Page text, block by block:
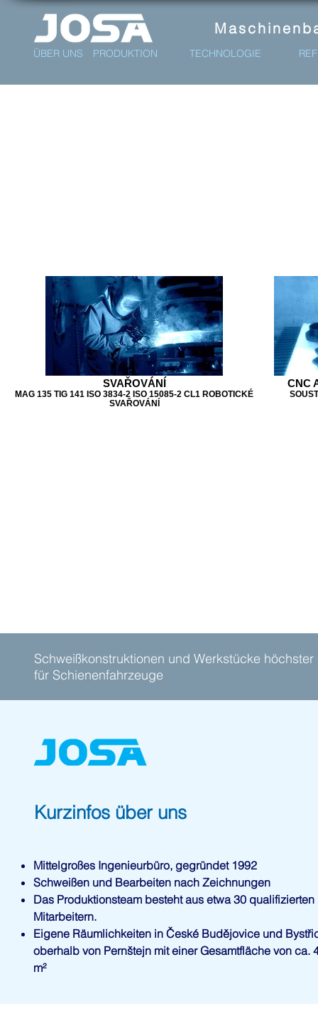
SVAŘOVÁNÍ
MAG 135 TIG 141 ISO 3834-2 ISO 15085-2 CL1 ROBOTICKÉ
SVAŘOVÁNÍ
CNC
TECHNOLOGIE
PRODUKTION
ÜBER UNS
Schweißkonstruktionen und Werkstücke
für Schienenfahrzeuge
Kurzinfos über uns
Mittelgroßes Ingenieurbüro, gegründet 1992
Schweißen und Bearbeiten nach Zeichnungen
Das Produktionsteam besteht aus etwa 30 qualifizierten
Mitarbeitern.
Eigene Räumlichkeiten in České Budějovice und
oberhalb von Pernštejn mit einer Gesamtfläche von ca.
m²